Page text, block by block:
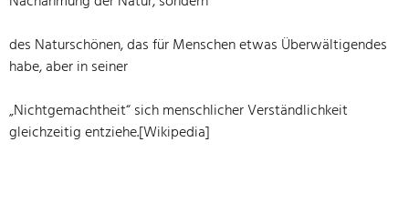
des Naturschönen, das für Menschen etwas Überwältigendes
habe, aber in seiner
„Nichtgemachtheit“ sich menschlicher Verständlichkeit
gleichzeitig entziehe.[Wikipedia]